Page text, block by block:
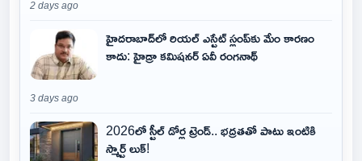
2 days ago
హైదరాబాద్‌లో రియల్ ఎస్టేట్ స్లంప్‌కు మేం కారణం
కాదు: హైడ్రా కమిషనర్ ఏవీ రంగనాథ్
3 days ago
2026లో స్టీల్ డోర్ల ట్రెండ్.. భద్రతతో పాటు ఇంటికి
స్మార్ట్ లుక్!